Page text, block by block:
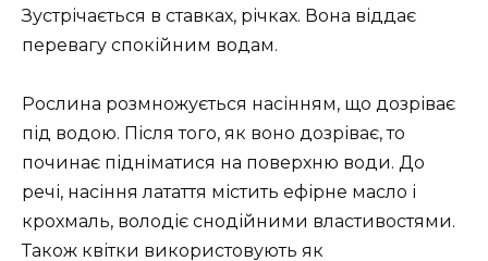
Зустрічається в ставках, річках. Вона віддає
перевагу спокійним водам.
Рослина розмножується насінням, що дозріває
під водою. Після того, як воно дозріває, то
починає підніматися на поверхню води. До
речі, насіння латаття містить ефірне масло і
крохмаль, володіє снодійними властивостями.
Також квітки використовують як